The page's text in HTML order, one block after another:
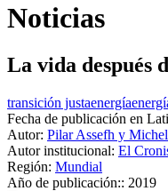
Noticias
La vida después
transición justaenergía
Fecha de publicación en
Autor: Pilar Assefh y
Autor institucional: El
Región: Mundial
Año de publicación:: 2019